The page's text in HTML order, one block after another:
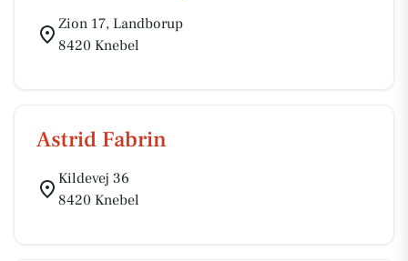
Zion 17, Landborup
8420 Knebel
Astrid Fabrin
Kildevej 36
8420 Knebel